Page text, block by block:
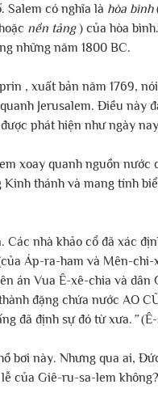
Salem có nghĩa là hòa bình
nền tảng ) của hòa
những năm 1800 BC.
, xuất bản năm 1769,
Jerusalem. Điều này
phát hiện như ngày
xoay quanh nguồn nước
thánh và mang tính
nhà khảo cổ đã xác
Áp-ra-ham và Mên-
án Vua Ê-xê-chia và dân
đặng chứa nước AO
đã định sự đó từ xưa. ” (Ê-
bơi này. Nhưng qua ai,
của Giê-ru-sa-lem không?